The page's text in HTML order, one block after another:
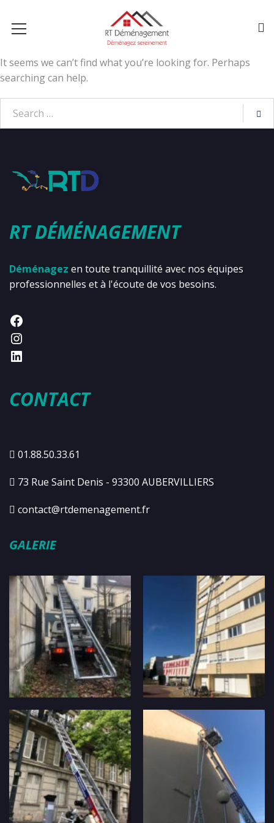
It seems we can’t find what you’re looking for. Perhaps
searching can help.
RT DÉMÉNAGEMENT
Déménagez en toute tranquillité avec nos équipes
professionnelles et à l'écoute de vos besoins.
CONTACT
01.88.50.33.61
73 Rue Saint Denis - 93300 AUBERVILLIERS
contact@rtdemenagement.fr
GALERIE